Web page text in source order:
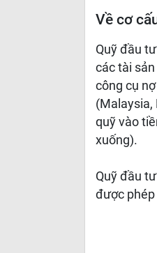
Về cơ
Quỹ đầu
các tài
công cụ
(Malaysia,
quỹ vào
xuống).
Quỹ đầu
được